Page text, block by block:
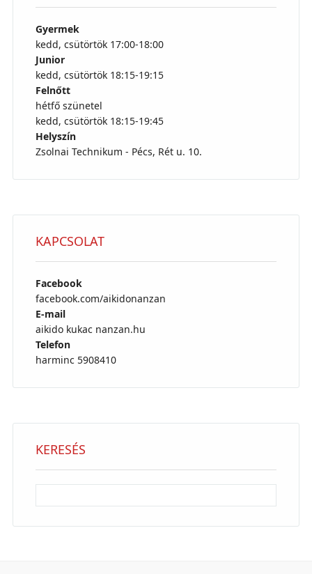
Gyermek
kedd, csütörtök 17:00-18:00
Junior
kedd, csütörtök 18:15-19:15
Felnőtt
hétfő szünetel
kedd, csütörtök 18:15-19:45
Helyszín
Zsolnai Technikum - Pécs, Rét u. 10.
KAPCSOLAT
Facebook
facebook.com/aikidonanzan
E-mail
aikido kukac nanzan.hu
Telefon
harminc 5908410
KERESÉS